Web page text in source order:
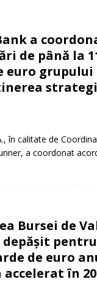
a
de până la
euro grupului
în calitate de
a coordonat
Bursei de
depășit
de euro
accelerat în